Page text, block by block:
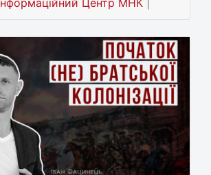
Інформаційний Центр МНК